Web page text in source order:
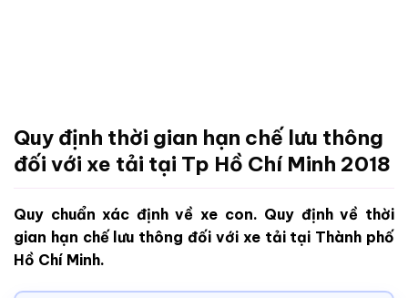
Quy định thời gian hạn chế lưu thông
đối với xe tải tại Tp Hồ Chí Minh 2018
Quy chuẩn xác định về xe con. Quy định về thời
gian hạn chế lưu thông đối với xe tải tại Thành phố
Hồ Chí Minh.